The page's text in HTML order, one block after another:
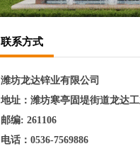
联系方式
潍坊龙达锌业有限公司
地址：潍坊寒亭固堤街道龙达
邮编: 261106
电话：0536-7569886